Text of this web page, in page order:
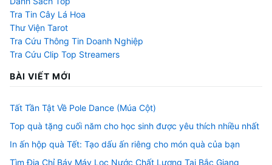
Tra Tin Cây Lá Hoa
Thư Viện Tarot
Tra Cứu Thông Tin Doanh Nghiệp
Tra Cứu Clip Top Streamers
BÀI VIẾT MỚI
Tất Tần Tật Về Pole Dance (Múa Cột)
Top quà tặng cuối năm cho học sinh được yêu thích nhiều nhất
In ấn hộp quà Tết: Tạo dấu ấn riêng cho món quà của bạn
Tìm Địa Chỉ Báy Máy Lọc Nước Chất Lượng Tại Bắc Giang